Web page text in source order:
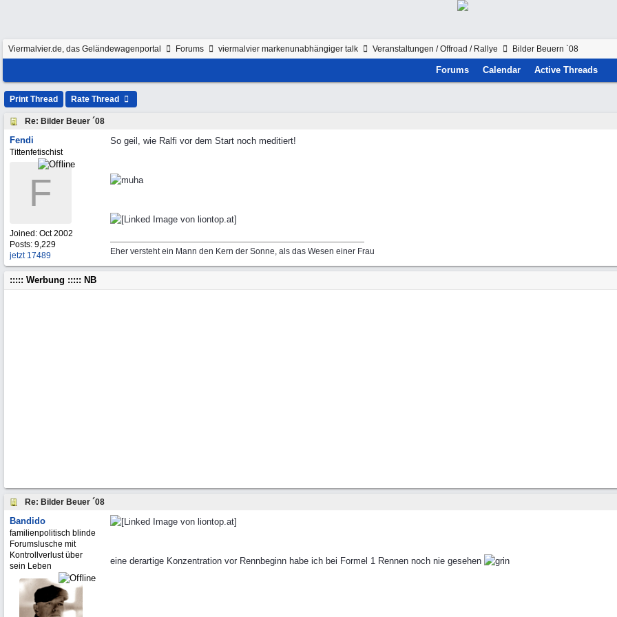
Viermalvier.de, das Geländewagenportal Forums viermalvier markenunabhängiger talk Veranstaltungen / Offroad / Rallye Bilder Beuern `08
Forums Calendar Active Threads
Print Thread Rate Thread
Re: Bilder Beuer ´08
Fendi
Tittenfetischist
F
Joined: Oct 2002
Posts: 9,229
jetzt 17489
So geil, wie Ralfi vor dem Start noch meditiert!
Eher versteht ein Mann den Kern der Sonne, als das Wesen einer Frau
::::: Werbung ::::: NB
Re: Bilder Beuer ´08
Bandido
familienpolitisch blinde
Forumslusche mit
Kontrollverlust über
sein Leben
eine derartige Konzentration vor Rennbeginn habe ich bei Formel 1 Rennen noch nie gesehen